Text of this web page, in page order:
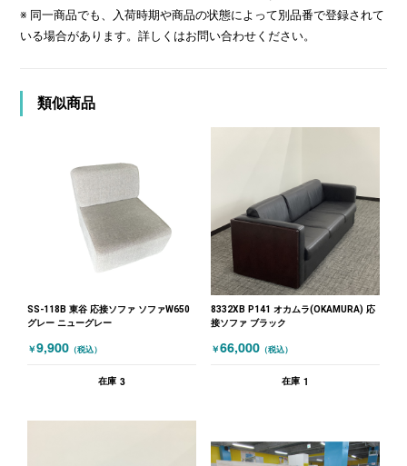
※ 同一商品でも、入荷時期や商品の状態によって別品番で登録されて
いる場合があります。詳しくはお問い合わせください。
類似商品
SS-118B 東谷 応接ソファ ソファW650
グレー ニューグレー
￥9,900 （税込）
在庫 3
8332XB P141 オカムラ(OKAMURA) 応
接ソファ ブラック
￥66,000 （税込）
在庫 1